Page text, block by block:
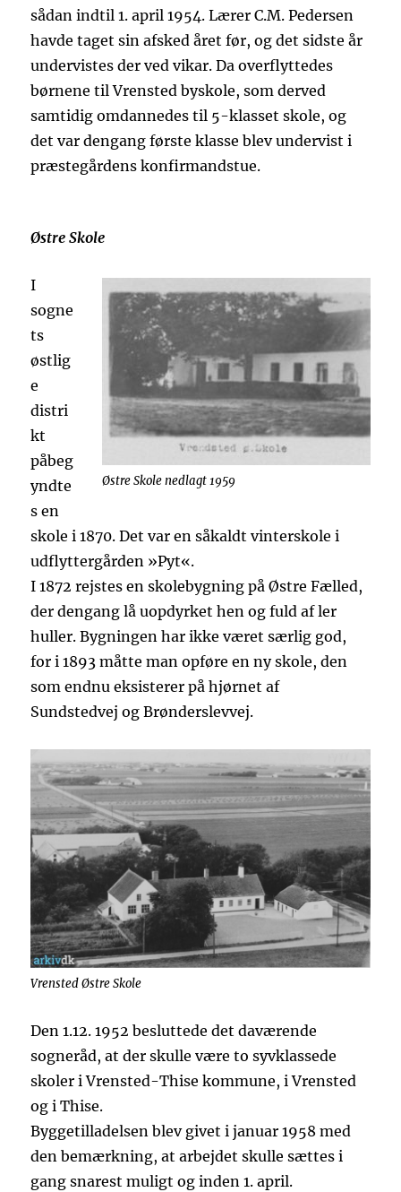
sådan indtil 1. april 1954. Lærer C.M. Pedersen
havde taget sin afsked året før, og det sidste år
undervistes der ved vikar. Da overflyttedes
børnene til Vrensted byskole, som derved
samtidig omdannedes til 5-klasset skole, og
det var dengang første klasse blev undervist i
præstegårdens konfirmandstue.
Østre Skole
Østre Skole nedlagt 1959
I
sogne
ts
østlig
e
distri
kt
påbeg
yndte
s en
skole i 1870. Det var en såkaldt vinterskole i
udflyttergården »Pyt«.
I 1872 rejstes en skolebygning på Østre Fælled,
der dengang lå uopdyrket hen og fuld af ler
huller. Bygningen har ikke været særlig god,
for i 1893 måtte man opføre en ny skole, den
som endnu eksisterer på hjørnet af
Sundstedvej og Brønderslevvej.
Vrensted Østre Skole
Den 1.12. 1952 besluttede det daværende
sogneråd, at der skulle være to syvklassede
skoler i Vrensted-Thise kommune, i Vrensted
og i Thise.
Byggetilladelsen blev givet i januar 1958 med
den bemærkning, at arbejdet skulle sættes i
gang snarest muligt og inden 1. april.